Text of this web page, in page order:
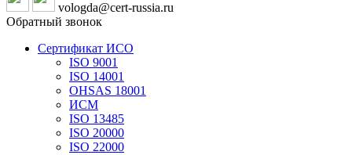
vologda@cert-russia.ru
Обратный звонок
Сертификат ИСО
ISO 9001
ISO 14001
OHSAS 18001
ИСМ
ISO 13485
ISO 20000
ISO 22000